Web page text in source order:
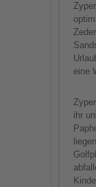
eine
ihr